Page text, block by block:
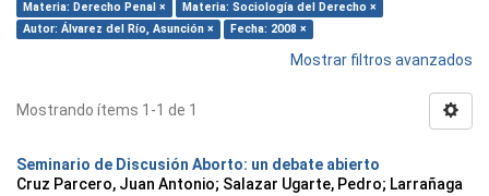
Materia: Derecho Penal ×
Materia: Sociología del Derecho ×
Autor: Álvarez del Río, Asunción ×
Fecha: 2008 ×
Mostrar filtros avanzados
Mostrando ítems 1-1 de 1
Seminario de Discusión Aborto: un debate abierto
Cruz Parcero, Juan Antonio; Salazar Ugarte, Pedro; Larrañaga